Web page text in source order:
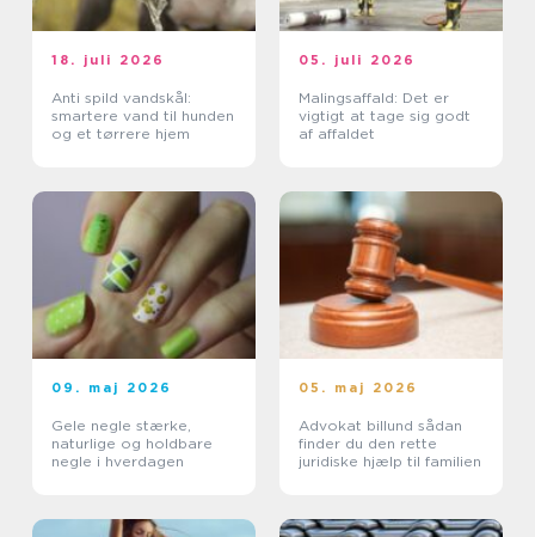
18. juli 2026
Anti spild vandskål:
smartere vand til hunden
og et tørrere hjem
05. juli 2026
Malingsaffald: Det er
vigtigt at tage sig godt
af affaldet
09. maj 2026
Gele negle stærke,
naturlige og holdbare
negle i hverdagen
05. maj 2026
Advokat billund sådan
finder du den rette
juridiske hjælp til familien